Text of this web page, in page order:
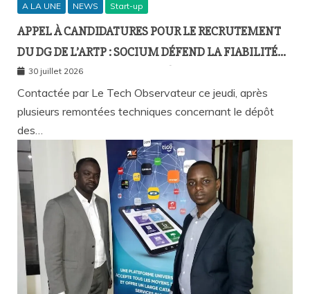
A LA UNE NEWS Start-up
APPEL À CANDIDATURES POUR LE RECRUTEMENT
DU DG DE L’ARTP : SOCIUM DÉFEND LA FIABILITÉ
DE SA PLATEFORME MALGRÉ PLUSIEURS
REMONTÉES TECHNIQUES
30 juillet 2026
Contactée par Le Tech Observateur ce jeudi, après
plusieurs remontées techniques concernant le dépôt
des…